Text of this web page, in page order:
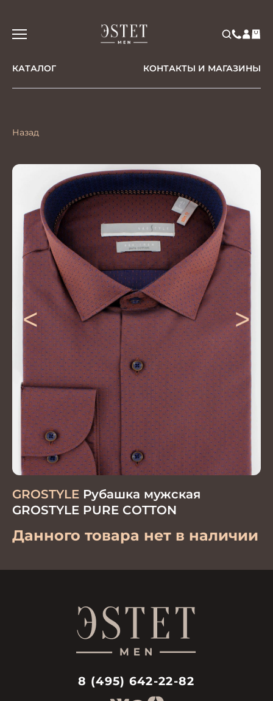
КАТАЛОГ КОНТАКТЫ И МАГАЗИНЫ
Назад
< >
GROSTYLE Рубашка мужская
GROSTYLE PURE COTTON
Данного товара нет в наличии
8 (495) 642-22-82